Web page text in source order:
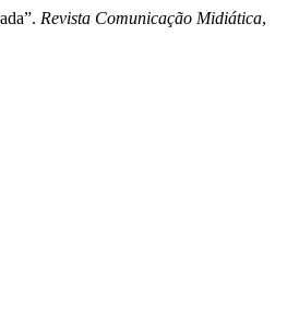
Revista Comunicação Midiática,